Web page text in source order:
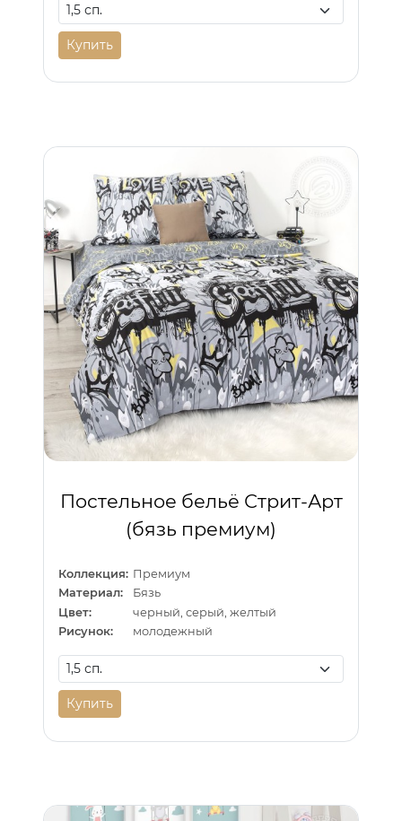
Купить
Постельное бельё Стрит-Арт
(бязь премиум)
Коллекция: Премиум
Материал:
Бязь
Цвет:
черный, серый, желтый
Рисунок:
молодежный
Купить